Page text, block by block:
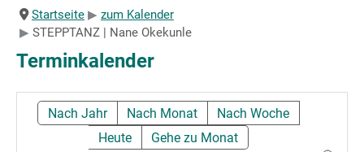
Sportpark
Startseite
zum Kalender
STEPPTANZ | Nane Okekunle
Terminkalender
Nach Jahr Nach Monat
Nach Woche
Heute
Gehe zu Monat